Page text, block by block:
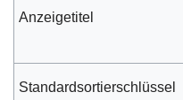
Anzeigetitel
Standardsortierschlüssel